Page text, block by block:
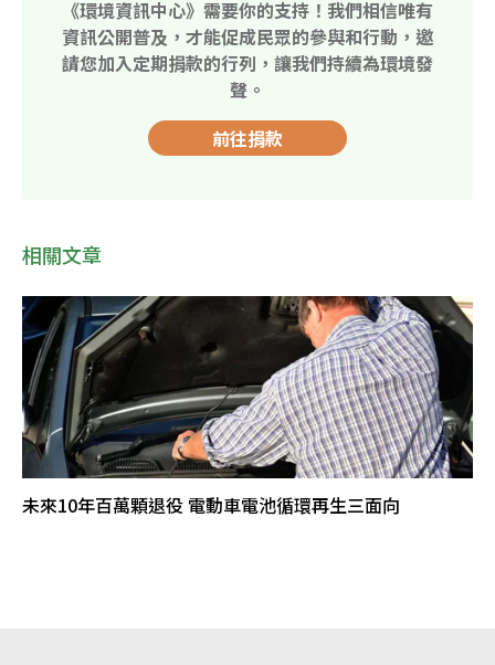
《環境資訊中心》需要你的支持！我們相信唯有
資訊公開普及，才能促成民眾的參與和行動，邀
請您加入定期捐款的行列，讓我們持續為環境發
聲。
前往捐款
相關文章
未來10年百萬顆退役 電動車電池循環再生三面向